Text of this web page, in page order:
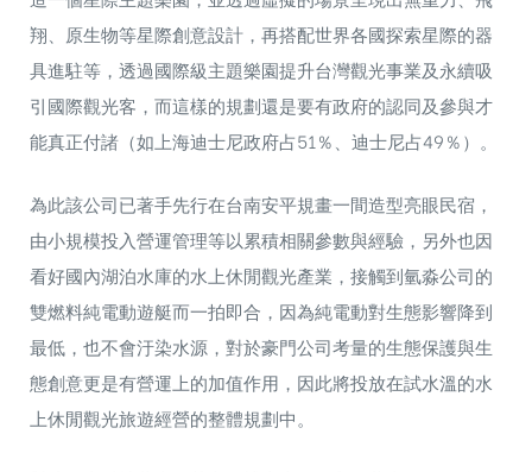
翔、原生物等星際創意設計，再搭配世界各國探索星際的器
具進駐等，透過國際級主題樂園提升台灣觀光事業及永續吸
引國際觀光客，而這樣的規劃還是要有政府的認同及參與才
能真正付諸（如上海迪士尼政府占51％、迪士尼占49％）。
為此該公司已著手先行在台南安平規畫一間造型亮眼民宿，
由小規模投入營運管理等以累積相關參數與經驗，另外也因
看好國內湖泊水庫的水上休閒觀光產業，接觸到氫淼公司的
雙燃料純電動遊艇而一拍即合，因為純電動對生態影響降到
最低，也不會汙染水源，對於豪門公司考量的生態保護與生
態創意更是有營運上的加值作用，因此將投放在試水溫的水
上休閒觀光旅遊經營的整體規劃中。